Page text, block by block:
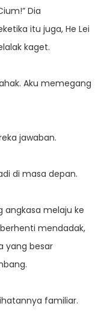
Dia
itu juga, He Lei
kaget.
Aku memegang
jawaban.
di masa depan.
angkasa melaju ke
mendadak,
yang besar
familiar.